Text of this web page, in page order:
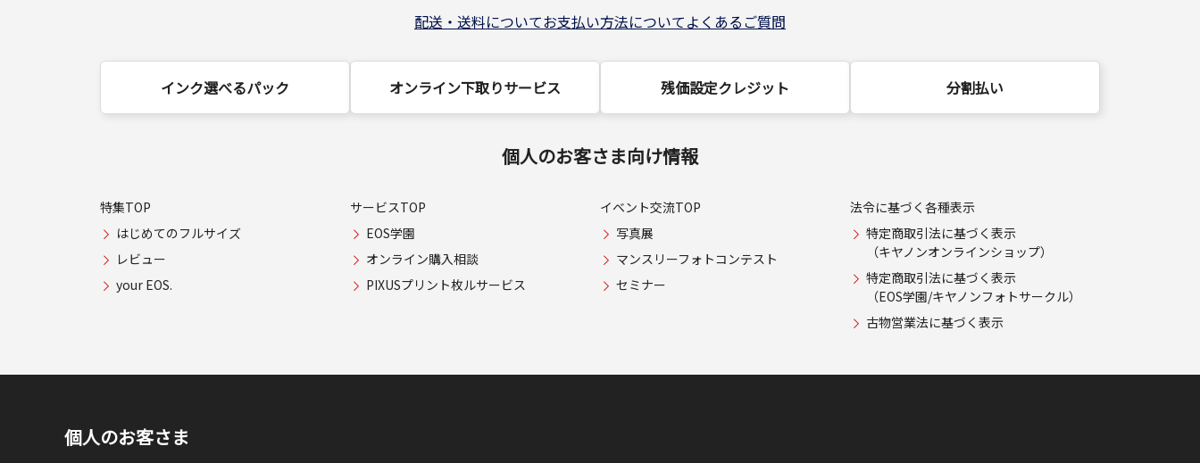
配送・送料についてお支払い方法についてよくあるご質問
インク選べるパック オンライン下取りサービス 残価設定クレジット 分割払い
個人のお客さま向け情報
特集TOP
はじめてのフルサイズ
レビュー
your EOS.
サービスTOP
EOS学園
オンライン購入相談
PIXUSプリント枚ルサービス
イベント交流TOP
写真展
マンスリーフォトコンテスト
セミナー
法令に基づく各種表示
特定商取引法に基づく表示
（キヤノンオンラインショップ）
特定商取引法に基づく表示
（EOS学園/キヤノンフォトサークル）
古物営業法に基づく表示
個人のお客さま